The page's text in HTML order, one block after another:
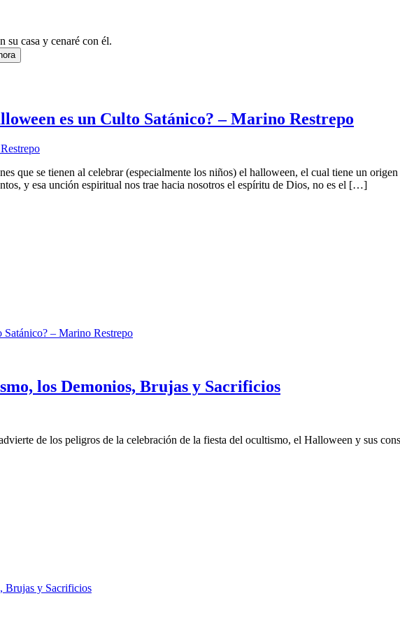
su casa y cenaré con él.
es un Culto Satánico? – Marino Restrepo
que se tienen al celebrar (especialmente los niños) el halloween, el cual tiene un
y esa unción espiritual nos trae hacia nosotros el espíritu de Dios, no es el […]
– Marino Restrepo
los Demonios, Brujas y Sacrificios
de los peligros de la celebración de la fiesta del ocultismo, el Halloween y sus
Brujas y Sacrificios